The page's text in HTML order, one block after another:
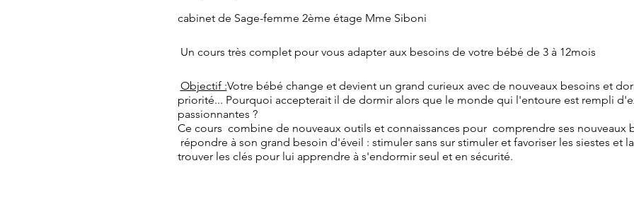
cabinet de Sage-femme 2ème étage Mme Siboni
Un cours très complet pour vous adapter aux besoins de votre bébé de 3 à 12mois
Objectif :Votre bébé change et devient un grand curieux avec de nouveaux besoins et
priorité... Pourquoi accepterait il de dormir alors que le monde qui l'entoure est rempli
passionnantes ?
Ce cours combine de nouveaux outils et connaissances pour comprendre ses nouveaux
répondre à son grand besoin d'éveil : stimuler sans sur stimuler et favoriser les siestes et
trouver les clés pour lui apprendre à s'endormir seul et en sécurité.